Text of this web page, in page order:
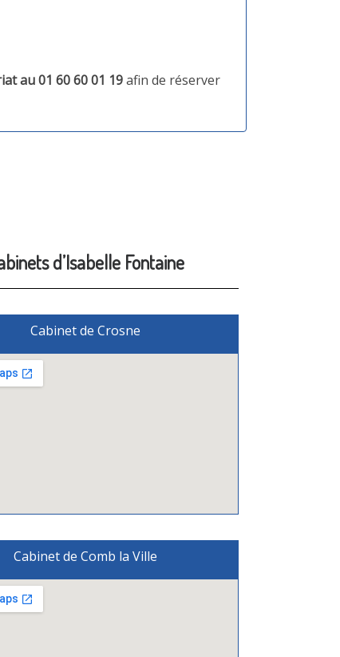
au01 60 60 01 19afin de réserver
d’Isabelle Fontaine
Cabinet de Crosne
Cabinet de Comb la Ville